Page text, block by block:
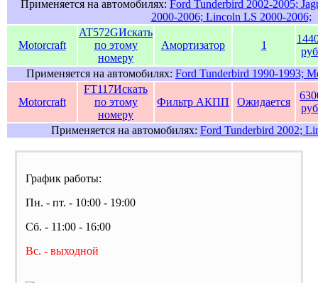
Применяется на автомобилях: Ford Tunderbird 2002-2005;
2000-2006; Lincoln LS 2000-2006;
Motorcraft
AT572GИскать
по этому
номеру
Амортизатор 1
Применяется на автомобилях: Ford Tunderbird 1990-1993;
Motorcraft
FT117Искать
по этому
номеру
Фильтр АКПП Ожидается
Применяется на автомобилях: Ford Tunderbird 2002;
График работы:
Пн. - пт. - 10:00 - 19:00
Сб. - 11:00 - 16:00
Вс. - выходной